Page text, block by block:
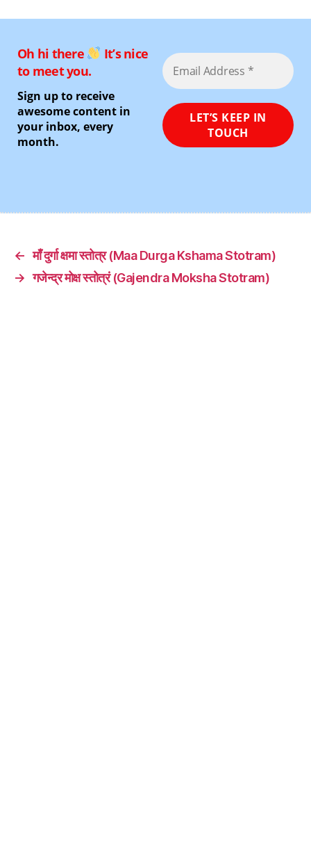
Oh hi there
It’s nice
to meet you.
Sign up to receive
awesome content in
your inbox, every
month.
← माँ दुर्गा क्षमा स्तोत्र (Maa Durga Kshama Stotram)
→ गजेन्द्र मोक्ष स्तोत्रं (Gajendra Moksha Stotram)